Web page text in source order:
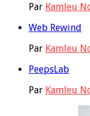
Par Kamleu
Web Rewind
Par Kamleu
PeepsLab
Par Kamleu